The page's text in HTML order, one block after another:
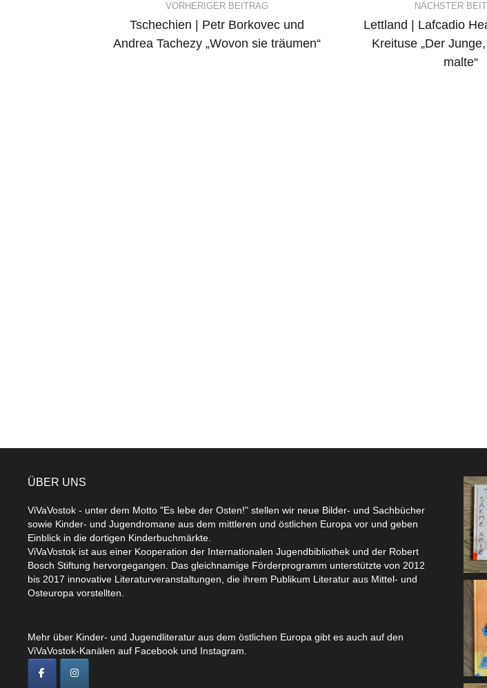
navigation
VORHERIGER BEITRAG
Tschechien | Petr Borkovec und
Andrea Tachezy „Wovon sie träumen“
NÄCHSTER
Lettland | Lafcadio
Kreituse „Der
malte“
ÜBER UNS
ViVaVostok - unter dem Motto "Es lebe der Osten!" stellen wir neue Bilder- und Sachbücher
sowie Kinder- und Jugendromane aus dem mittleren und östlichen Europa vor und geben
Einblick in die dortigen Kinderbuchmärkte.
ViVaVostok ist aus einer Kooperation der Internationalen Jugendbibliothek und der Robert
Bosch Stiftung hervorgegangen. Das gleichnamige Förderprogramm unterstützte von 2012
bis 2017 innovative Literaturveranstaltungen, die ihrem Publikum Literatur aus Mittel- und
Osteuropa vorstellten.
Mehr über Kinder- und Jugendliteratur aus dem östlichen Europa gibt es auch auf den
ViVaVostok-Kanälen auf Facebook und Instagram.